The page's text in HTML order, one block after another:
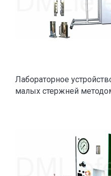
Лабораторное
малых стержней